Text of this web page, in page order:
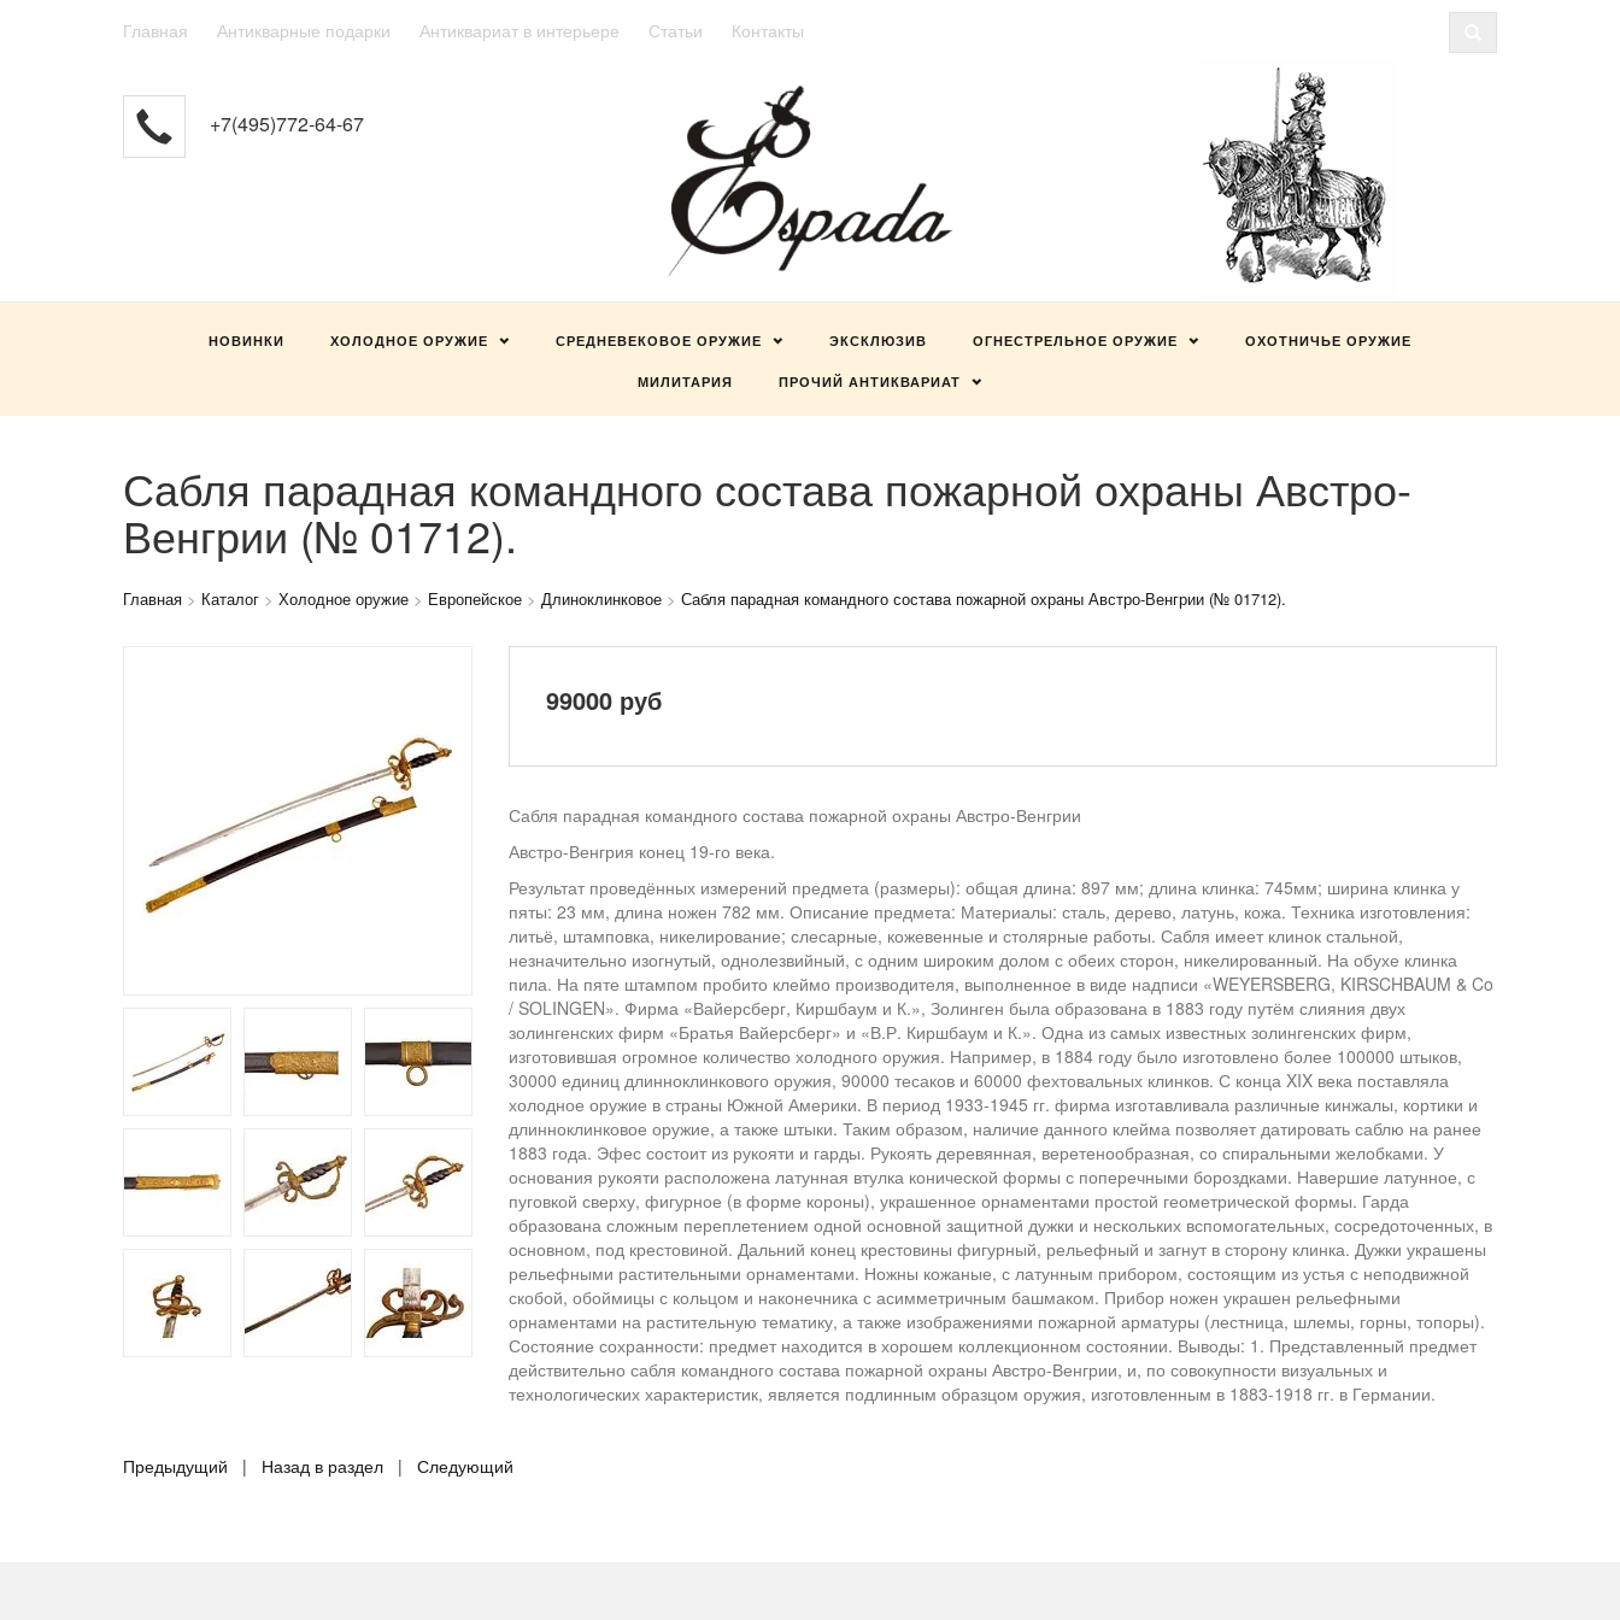
Главная Антикварные подарки Антиквариат в интерьере Статьи Контакты
+7(495)772-64-67
НОВИНКИ ХОЛОДНОЕ ОРУЖИЕ СРЕДНЕВЕКОВОЕ ОРУЖИЕ ЭКСКЛЮЗИВ ОГНЕСТРЕЛЬНОЕ ОРУЖИЕ ОХОТНИЧЬЕ ОРУЖИЕ
МИЛИТАРИЯ ПРОЧИЙ АНТИКВАРИАТ
Сабля парадная командного состава пожарной охраны Австро-
Венгрии (№ 01712).
Главная > Каталог > Холодное оружие > Европейское > Длиноклинковое > Сабля парадная командного состава пожарной охраны Австро-Венгрии (№ 01712).
99000 руб
Сабля парадная командного состава пожарной охраны Австро-Венгрии
Австро-Венгрия конец 19-го века.
Результат проведённых измерений предмета (размеры): общая длина: 897 мм; длина клинка: 745мм; ширина клинка у
пяты: 23 мм, длина ножен 782 мм. Описание предмета: Материалы: сталь, дерево, латунь, кожа. Техника изготовления:
литьё, штамповка, никелирование; слесарные, кожевенные и столярные работы. Сабля имеет клинок стальной,
незначительно изогнутый, однолезвийный, с одним широким долом с обеих сторон, никелированный. На обухе клинка
пила. На пяте штампом пробито клеймо производителя, выполненное в виде надписи «WEYERSBERG, KIRSCHBAUM & Co
/ SOLINGEN». Фирма «Вайерсберг, Киршбаум и К.», Золинген была образована в 1883 году путём слияния двух
золингенских фирм «Братья Вайерсберг» и «В.Р. Киршбаум и К.». Одна из самых известных золингенских фирм,
изготовившая огромное количество холодного оружия. Например, в 1884 году было изготовлено более 100000 штыков,
30000 единиц длинноклинкового оружия, 90000 тесаков и 60000 фехтовальных клинков. С конца XIX века поставляла
холодное оружие в страны Южной Америки. В период 1933-1945 гг. фирма изготавливала различные кинжалы, кортики и
длинноклинковое оружие, а также штыки. Таким образом, наличие данного клейма позволяет датировать саблю на ранее
1883 года. Эфес состоит из рукояти и гарды. Рукоять деревянная, веретенообразная, со спиральными желобками. У
основания рукояти расположена латунная втулка конической формы с поперечными бороздками. Навершие латунное, с
пуговкой сверху, фигурное (в форме короны), украшенное орнаментами простой геометрической формы. Гарда
образована сложным переплетением одной основной защитной дужки и нескольких вспомогательных, сосредоточенных, в
основном, под крестовиной. Дальний конец крестовины фигурный, рельефный и загнут в сторону клинка. Дужки украшены
рельефными растительными орнаментами. Ножны кожаные, с латунным прибором, состоящим из устья с неподвижной
скобой, обоймицы с кольцом и наконечника с асимметричным башмаком. Прибор ножен украшен рельефными
орнаментами на растительную тематику, а также изображениями пожарной арматуры (лестница, шлемы, горны, топоры).
Состояние сохранности: предмет находится в хорошем коллекционном состоянии. Выводы: 1. Представленный предмет
действительно сабля командного состава пожарной охраны Австро-Венгрии, и, по совокупности визуальных и
технологических характеристик, является подлинным образцом оружия, изготовленным в 1883-1918 гг. в Германии.
Предыдущий | Назад в раздел | Следующий